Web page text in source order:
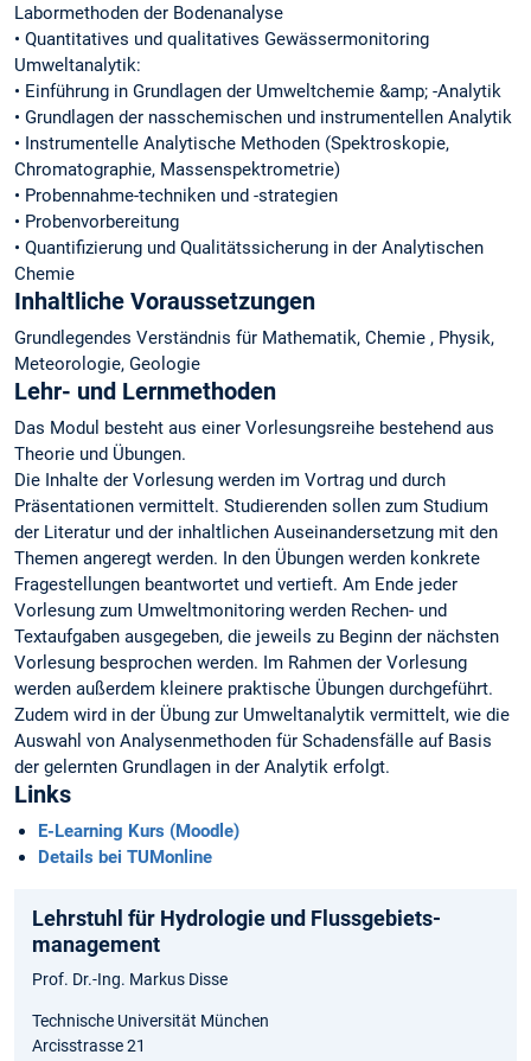
Labormethoden der Bodenanalyse
• Quantitatives und qualitatives Gewässermonitoring
Umweltanalytik:
• Einführung in Grundlagen der Umweltchemie &amp; -Analytik
• Grundlagen der nasschemischen und instrumentellen Analytik
• Instrumentelle Analytische Methoden (Spektroskopie,
Chromatographie, Massenspektrometrie)
• Probennahme-techniken und -strategien
• Probenvorbereitung
• Quantifizierung und Qualitätssicherung in der Analytischen
Chemie
Inhaltliche Voraussetzungen
Grundlegendes Verständnis für Mathematik, Chemie , Physik,
Meteorologie, Geologie
Lehr- und Lernmethoden
Das Modul besteht aus einer Vorlesungsreihe bestehend aus
Theorie und Übungen.
Die Inhalte der Vorlesung werden im Vortrag und durch
Präsentationen vermittelt. Studierenden sollen zum Studium
der Literatur und der inhaltlichen Auseinandersetzung mit den
Themen angeregt werden. In den Übungen werden konkrete
Fragestellungen beantwortet und vertieft. Am Ende jeder
Vorlesung zum Umweltmonitoring werden Rechen- und
Textaufgaben ausgegeben, die jeweils zu Beginn der nächsten
Vorlesung besprochen werden. Im Rahmen der Vorlesung
werden außerdem kleinere praktische Übungen durchgeführt.
Zudem wird in der Übung zur Umweltanalytik vermittelt, wie die
Auswahl von Analysenmethoden für Schadensfälle auf Basis
der gelernten Grundlagen in der Analytik erfolgt.
Links
E-Learning Kurs (Moodle)
Details bei TUMonline
Lehrstuhl für Hydrologie und Flussgebiets­
management
Prof. Dr.-Ing. Markus Disse
Technische Universität München
Arcisstrasse 21